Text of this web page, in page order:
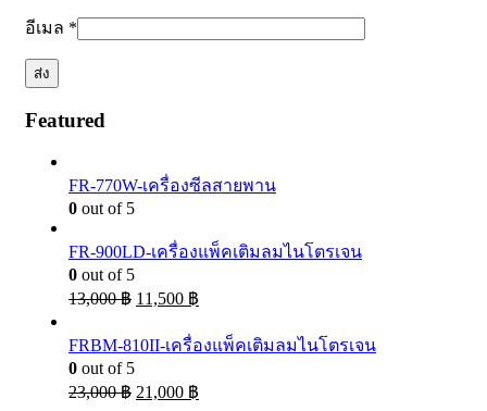
อีเมล *
Featured
FR-770W-เครื่องซีลสายพาน
0 out of 5
FR-900LD-เครื่องแพ็คเติมลมไนโตรเจน
0 out of 5
13,000฿ 11,500 ฿
FRBM-810II-เครื่องแพ็คเติมลมไนโตรเจน
0 out of 5
23,000฿ 21,000 ฿